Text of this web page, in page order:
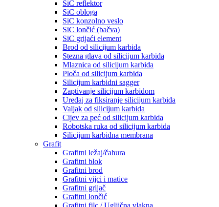
SiC reflektor
SiC obloga
SiC konzolno veslo
SiC lončić (bačva)
SiC grijaći element
Brod od silicijum karbida
Stezna glava od silicijum karbida
Mlaznica od silicijum karbida
Ploča od silicijum karbida
Silicijum karbidni sagger
Zaptivanje silicijum karbidom
Uređaj za fiksiranje silicijum karbida
Valjak od silicijum karbida
Cijev za peć od silicijum karbida
Robotska ruka od silicijum karbida
Silicijum karbidna membrana
Grafit
Grafitni ležaj/čahura
Grafitni blok
Grafitni brod
Grafitni vijci i matice
Grafitni grijač
Grafitni lončić
Grafitni filc / Ugljična vlakna